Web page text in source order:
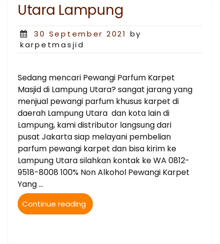
Utara Lampung
Posted
on
30 September 2021 by
karpetmasjid
Sedang mencari Pewangi Parfum Karpet
Masjid di Lampung Utara? sangat jarang yang
menjual pewangi parfum khusus karpet di
daerah Lampung Utara dan kota lain di
Lampung, kami distributor langsung dari
pusat Jakarta siap melayani pembelian
parfum pewangi karpet dan bisa kirim ke
Lampung Utara silahkan kontak ke WA 0812-
9518-8008 100% Non Alkohol Pewangi Karpet
Yang …
Continue reading“Jual
Parfum